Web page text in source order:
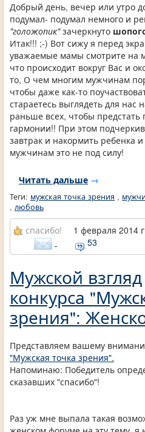
Добрый день, вечер или утро
подумал- подумал немного и
"голожопик"зачеркнуто
Итак!!! ;-) Вот сижу я перед
уважаемые мамы смотрите на
что происходит вокруг Вас и
то, О чем многим мужчинам
чтобы даже как-то
стараетесь выглядеть для нас
раньше всех, чтобы
гармонии!! При этом
завтрак и накормить ребенка
мужчинам это не под силу!
Читать дальше →
Теги: мужская точка зрения ,
, любовь
спасибо! 1 февраля 2014
53
Мужской взгляд
конкурса
зрения":
Представляем вашему
"Мужская точка зрения".
Напоминаю: Победитель
сказавших "спасибо"!
Раз уж мне выпала такая